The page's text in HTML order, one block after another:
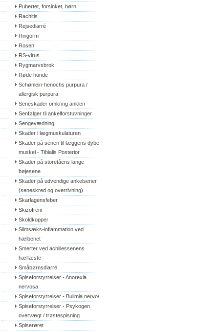
Pubertet, forsinket, børn
Rachitis
Rejsediarré
Ringorm
Rosen
RS-virus
Rygmarvsbrok
Røde hunde
Schønlein-henochs purpura /
allergisk purpura
Seneskader omkring anklen
Senfølger til ankelforstuvninger
Sengevædning
Skader i lægmuskulaturen
Skader på senen til læggens dybe
muskel - Tibialis Posterior
Skader på storetåens lange
bøjesene
Skader på udvendige ankelsener
(seneskred og overrivning)
Skarlagensfeber
Skizofreni
Skoldkopper
Slimsæks-inflammation ved
hælbenet
Smerter ved achillessenens
hælfæste
Småbørnsdiarré
Spiseforstyrrelser - Anorexia
nervosa
Spiseforstyrrelser - Bulimia nervosa
Spiseforstyrrelser - Psykogen
overvægt / trøstespisning
Spiserøret